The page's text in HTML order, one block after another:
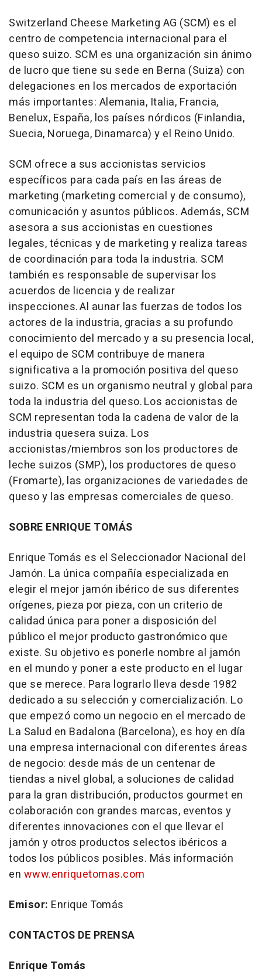
Switzerland Cheese Marketing AG (SCM) es el
centro de competencia internacional para el
queso suizo. SCM es una organización sin ánimo
de lucro que tiene su sede en Berna (Suiza) con
delegaciones en los mercados de exportación
más importantes: Alemania, Italia, Francia,
Benelux, España, los países nórdicos (Finlandia,
Suecia, Noruega, Dinamarca) y el Reino Unido.
SCM ofrece a sus accionistas servicios
específicos para cada país en las áreas de
marketing (marketing comercial y de consumo),
comunicación y asuntos públicos. Además, SCM
asesora a sus accionistas en cuestiones
legales, técnicas y de marketing y realiza tareas
de coordinación para toda la industria. SCM
también es responsable de supervisar los
acuerdos de licencia y de realizar
inspecciones. Al aunar las fuerzas de todos los
actores de la industria, gracias a su profundo
conocimiento del mercado y a su presencia local,
el equipo de SCM contribuye de manera
significativa a la promoción positiva del queso
suizo. SCM es un organismo neutral y global para
toda la industria del queso. Los accionistas de
SCM representan toda la cadena de valor de la
industria quesera suiza. Los
accionistas/miembros son los productores de
leche suizos (SMP), los productores de queso
(Fromarte), las organizaciones de variedades de
queso y las empresas comerciales de queso.
SOBRE ENRIQUE TOMÁS
Enrique Tomás es el Seleccionador Nacional del
Jamón. La única compañía especializada en
elegir el mejor jamón ibérico de sus diferentes
orígenes, pieza por pieza, con un criterio de
calidad única para poner a disposición del
público el mejor producto gastronómico que
existe. Su objetivo es ponerle nombre al jamón
en el mundo y poner a este producto en el lugar
que se merece. Para lograrlo lleva desde 1982
dedicado a su selección y comercialización. Lo
que empezó como un negocio en el mercado de
La Salud en Badalona (Barcelona), es hoy en día
una empresa internacional con diferentes áreas
de negocio: desde más de un centenar de
tiendas a nivel global, a soluciones de calidad
para la gran distribución, productos gourmet en
colaboración con grandes marcas, eventos y
diferentes innovaciones con el que llevar el
jamón y otros productos selectos ibéricos a
todos los públicos posibles. Más información
en www.enriquetomas.com
Emisor: Enrique Tomás
CONTACTOS DE PRENSA
Enrique Tomás